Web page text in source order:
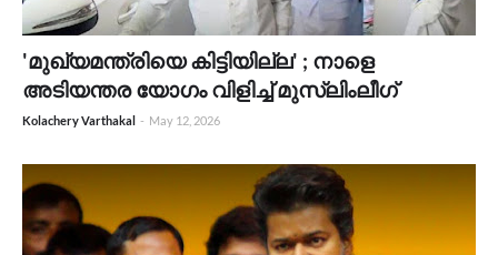
'മുഖ്യമന്ത്രിയെ കിട്ടിയില്ല' ; നാളെ
അടിയന്തര യോഗം വിളിച്ച് മുസ്ലിംലീഗ്
Kolachery Varthakal - May 12, 2026